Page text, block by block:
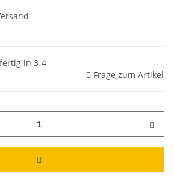
in 3-4
Frage zum Artikel